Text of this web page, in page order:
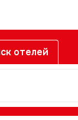
отелей